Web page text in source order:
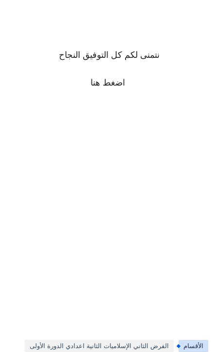
نتمنى لكم كل التوفيق النجاح
اضغط هنا
الأقسام الفرض الثاني الإسلاميات الثانية اعدادي الدورة الأولى